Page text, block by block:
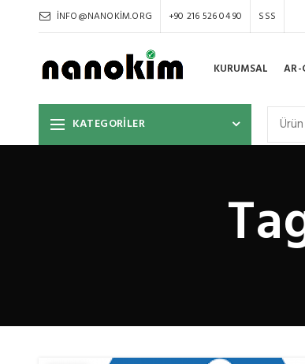
INFO@NANOKIM.ORG +90 216 526 04 90 SSS
KURUMSAL AR-
KATEGORİLER